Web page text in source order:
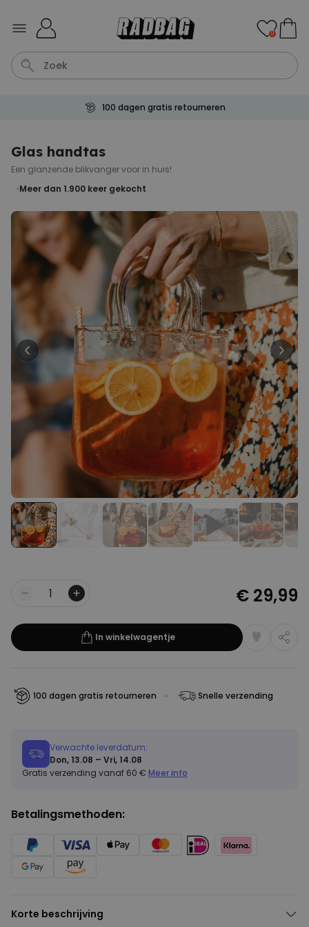
Personaliseerbaar
Gepersonaliseerde
champagne coupe met tekst
2.000
keer
gekocht
24,99 €
Personaliseerbaar
Gepersonaliseerde handdoek
maritiem met tekst
gekocht
34,99 €
Personaliseerbaar
Gepersonaliseerd houten blok
waar het begon
Meer dan
1.900 keer
gekocht
24,99 €
Personaliseerbaar
Gepersonaliseerde boxershort
met gezicht en tekst
Meer dan
11.600keer
gekocht
29,99 €
Polaroid-look
Gepersonaliseerde
Geurhanger set van 2
Meer dan
13.900keer
gekocht
19,99 €
0
100 dagen gratis retourneren
Glas handtas
Een glanzende blikvanger voor in huis!
Meer dan 1.900 keer gekocht
€ 29,99
In winkelwagentje
100 dagen gratis retourneren Snelle verzending
Verwachte leverdatum:
Don, 13.08 – Vri, 14.08
Gratis verzending vanaf 60 € Meer info
Betalingsmethoden:
Korte beschrijving